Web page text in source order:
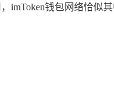
钱包网络恰似